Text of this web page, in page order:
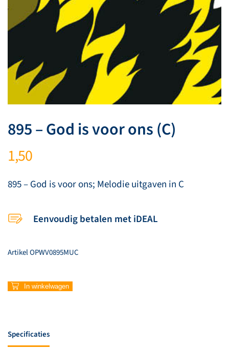
895 – God is voor ons (C)
1,50
895 – God is voor ons; Melodie uitgaven in C
Eenvoudig betalen met iDEAL
ArtikelOPWV0895MUC
895
ons
In winkelwagen
Specificaties